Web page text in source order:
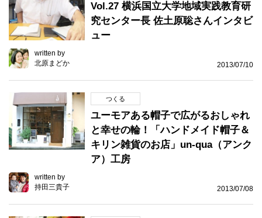
Vol.27 横浜国立大学地域実践教育研
究センター長 佐土原聡さんインタビ
ュー
written by
北原まどか
2013/07/10
つくる
ユーモアある帽子で広がるおしゃれ
と幸せの輪！「ハンドメイド帽子＆
キリン雑貨のお店」un-qua（アンク
ア）工房
written by
持田三貴子
2013/07/08